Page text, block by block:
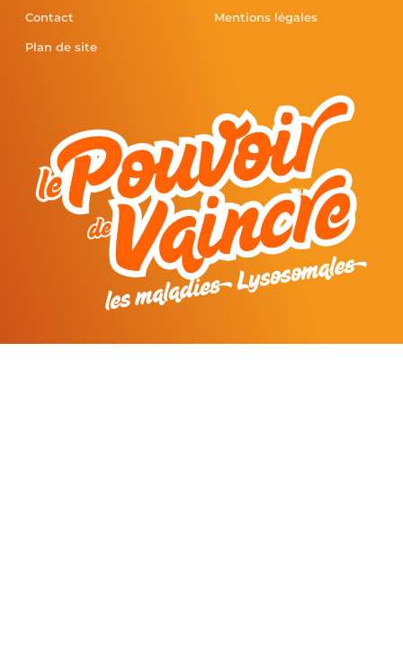
Contact
Plan de site
Mentions légales